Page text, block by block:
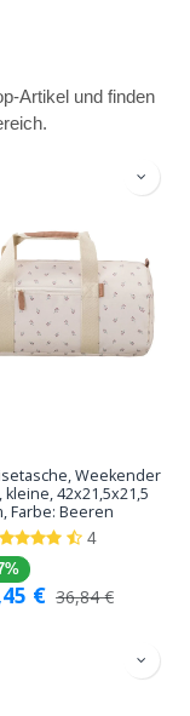
Artikel und finden
Weekender
kleine, 42x21,5x21,5
Farbe: Beeren
4
€ 36,84€